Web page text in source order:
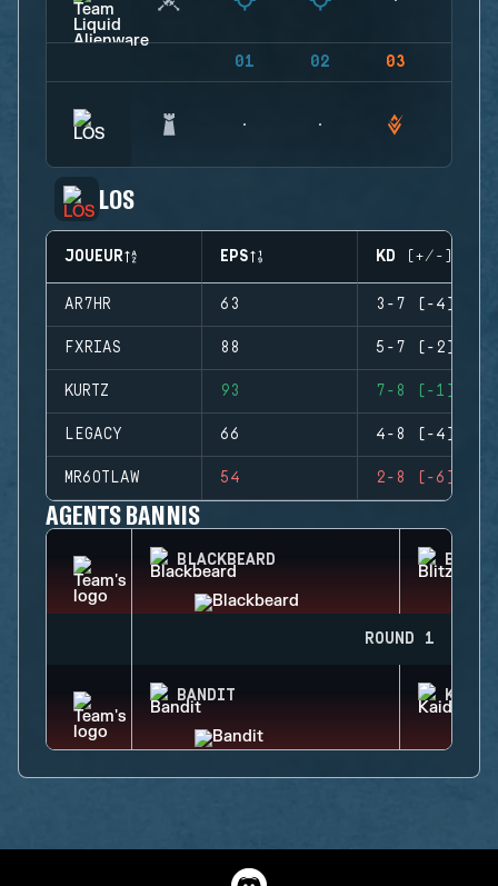
01 02 03
LOS
JOUEUR EPS KD (+/-)
AR7HR 63 3-7 (-4)
FXRIAS 88 5-7 (-2)
KURTZ 93 7-8 (-1)
LEGACY 66 4-8 (-4)
MR6OTLAW 54 2-8 (-6)
AGENTS BANNIS
BLACKBEARD BLITZ
ROUND 1
BANDIT KAID